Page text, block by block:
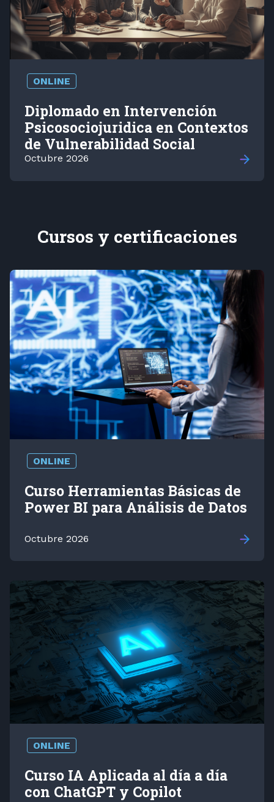
ONLINE
Diplomado en Intervención
Psicosociojuridica en Contextos
de Vulnerabilidad Social
Octubre 2026
Cursos y certificaciones
ONLINE
Curso Herramientas Básicas de
Power BI para Análisis de Datos
Octubre 2026
ONLINE
Curso IA Aplicada al día a día
con ChatGPT y Copilot